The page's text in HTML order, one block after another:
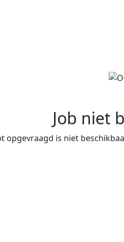
Job niet
opgevraagd is niet